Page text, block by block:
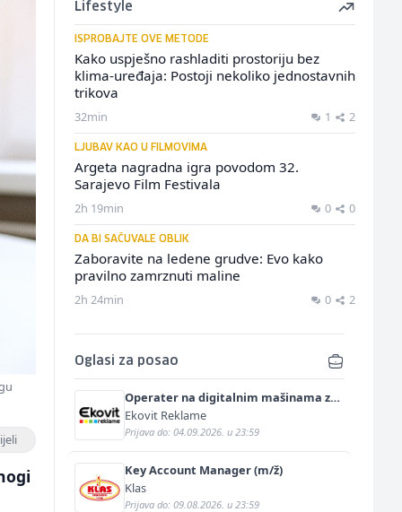
Lifestyle
ISPROBAJTE OVE METODE
Kako uspješno rashladiti prostoriju bez
klima-uređaja: Postoji nekoliko jednostavnih
trikova
32min 1 2
LJUBAV KAO U FILMOVIMA
Argeta nagradna igra povodom 32.
Sarajevo Film Festivala
2h 19min 0 0
DA BI SAČUVALE OBLIK
Zaboravite na ledene grudve: Evo kako
pravilno zamrznuti maline
2h 24min 0 2
Oglasi za posao
Operater na digitalnim mašinama za
štampu i doradu (m/ž)
Ekovit Reklame
Prijava do: 04.09.2026. u 23:59
Key Account Manager (m/ž)
Klas
Prijava do: 09.08.2026. u 23:59